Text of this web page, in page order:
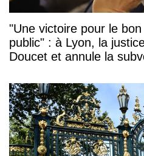
"Une victoire pour le
public" : à Lyon, la
Doucet et annule la